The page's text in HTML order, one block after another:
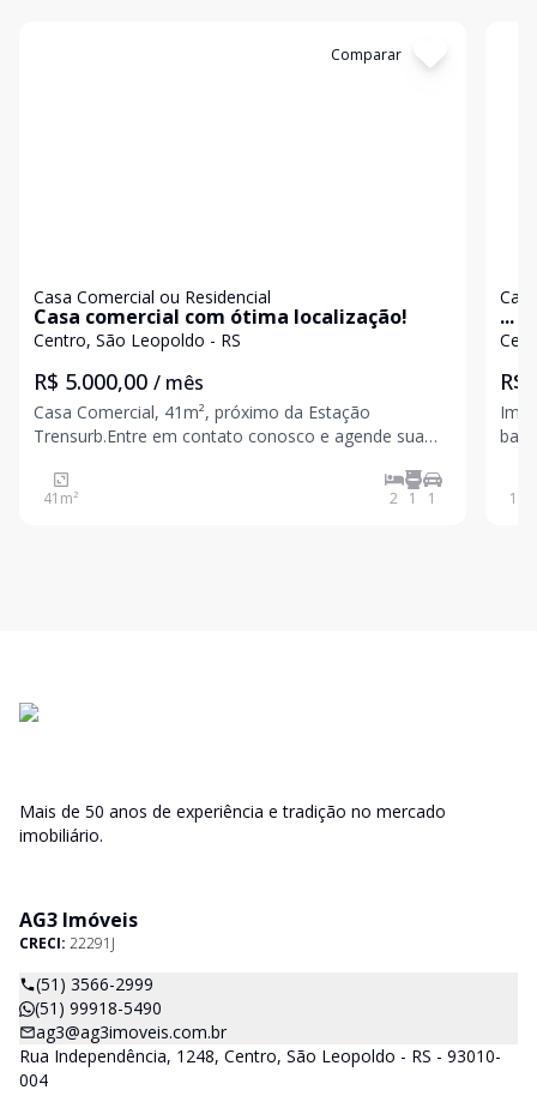
Comparar
Casa Comercial ou Residencial
Casa comercial com ótima localização!
Centro, São Leopoldo - RS
R$ 5.000,00 / mês
Casa Comercial, 41m², próximo da Estação
Trensurb.Entre em contato conosco e agende sua
41 m² 2 1 1
...
R$
147
Mais de 50 anos de experiência e tradição no mercado
imobiliário.
AG3 Imóveis
CRECI: 22291J
(51) 3566-2999
(51) 99918-5490
ag3@ag3imoveis.com.br
Rua Independência, 1248, Centro, São Leopoldo - RS - 93010-
004